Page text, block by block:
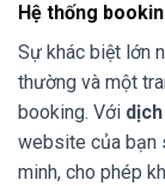
Hệ thống
Sự khác biệt lớn
thường và một
booking. Với
website của bạn
minh, cho phép